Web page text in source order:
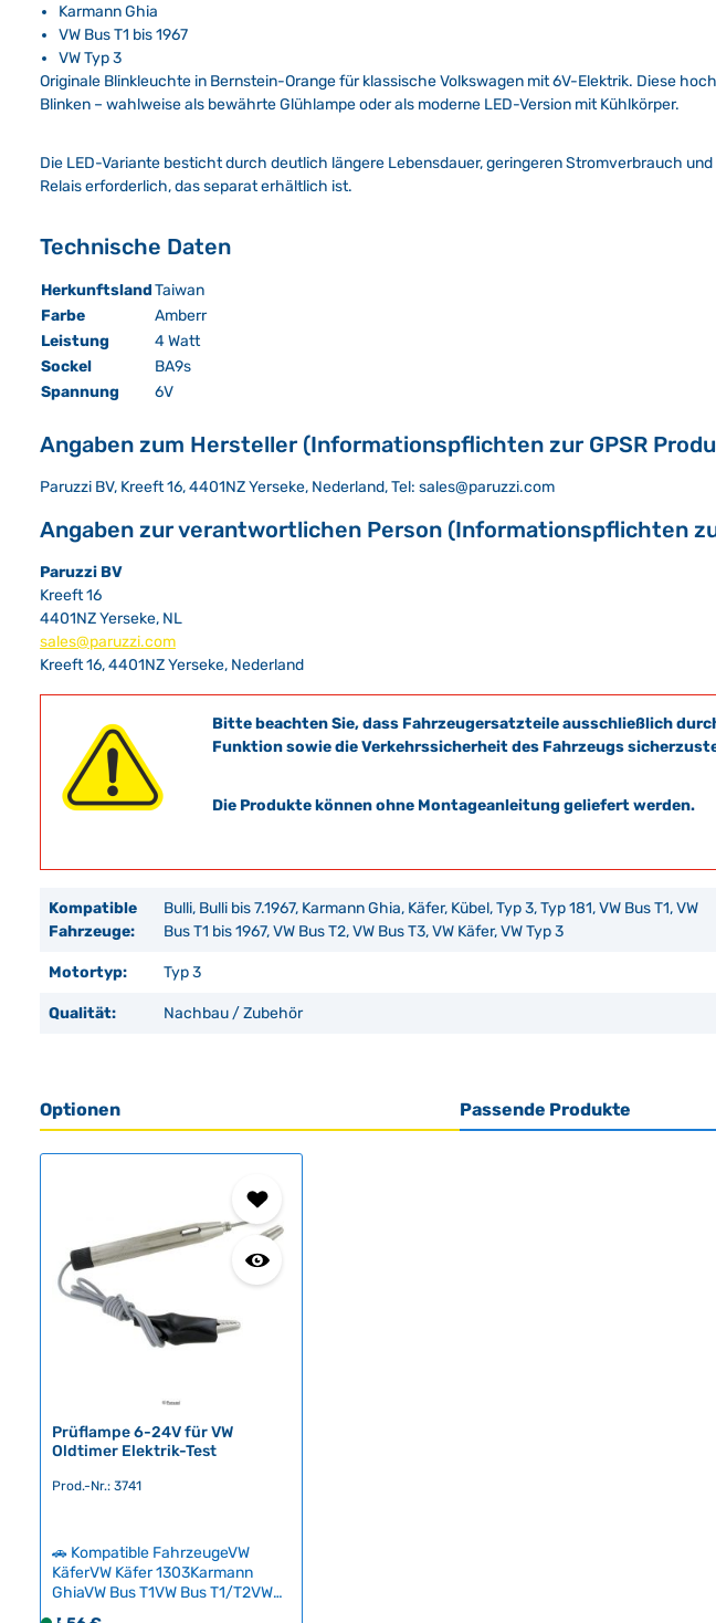
Karmann Ghia
VW Bus T1 bis 1967
VW Typ 3
Originale Blinkleuchte in Bernstein-Orange für klassische Volkswagen mit 6V-Elektrik. Diese
Blinken – wahlweise als bewährte Glühlampe oder als moderne LED-Version mit Kühlkörper.
Die LED-Variante besticht durch deutlich längere Lebensdauer, geringeren Stromverbrauch
Relais erforderlich, das separat erhältlich ist.
Technische Daten
HerkunftslandTaiwan
Farbe
Amberr
Leistung
4 Watt
Sockel
BA9s
Spannung
6V
Angaben zum Hersteller (Informationspflichten zur GPSR
Paruzzi BV, Kreeft 16, 4401NZ Yerseke, Nederland, Tel: sales@paruzzi.com
Angaben zur verantwortlichen Person (Informationspflichten
Paruzzi BV
Kreeft 16
4401NZ Yerseke, NL
sales@paruzzi.com
Kreeft 16, 4401NZ Yerseke, Nederland
Bitte beachten Sie, dass Fahrzeugersatzteile ausschließlich
Funktion sowie die Verkehrssicherheit des Fahrzeugs
Die Produkte können ohne Montageanleitung geliefert werden.
Kompatible
Fahrzeuge:
Bulli, Bulli bis 7.1967, Karmann Ghia, Käfer, Kübel, Typ 3, Typ 181, VW Bus T1, VW
Bus T1 bis 1967, VW Bus T2, VW Bus T3, VW Käfer, VW Typ 3
Motortyp: Typ 3
Qualität: Nachbau / Zubehör
Optionen Passende Produkte
Prüflampe 6-24V für VW
Oldtimer Elektrik-Test
Prod.-Nr.: 3741
🚗 Kompatible FahrzeugeVW
KäferVW Käfer 1303Karmann
GhiaVW Bus T1VW Bus T1/T2VW